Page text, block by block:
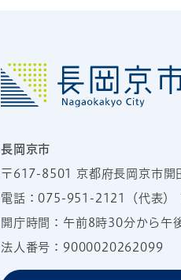
長岡京市
〒617-8501 京都府長岡京市開
電話：075-951-2121 （代表）
開庁時間：午前8時30分から
法人番号：9000020262099